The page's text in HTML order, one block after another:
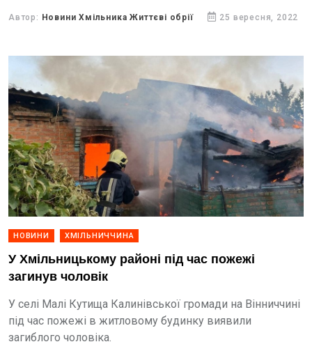
Автор: Новини Хмільника Життєві обрії 25 вересня, 2022
НОВИНИ ХМІЛЬНИЧЧИНА
У Хмільницькому районі під час пожежі
загинув чоловік
У селі Малі Кутища Калинівської громади на Вінниччині
під час пожежі в житловому будинку виявили
загиблого чоловіка.